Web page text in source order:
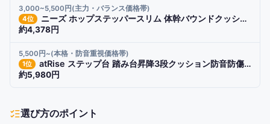
3,000~5,500円(主力・バランス価格帯)
4位 ニーズ ホップステッパースリム 体幹バウンドクッション薄型遮音性
約4,378円
5,500円~(本格・防音重視価格帯)
1位 atRise ステップ台 踏み台昇降3段クッション防音防傷高さ調整 c065
約5,980円
選び方のポイント